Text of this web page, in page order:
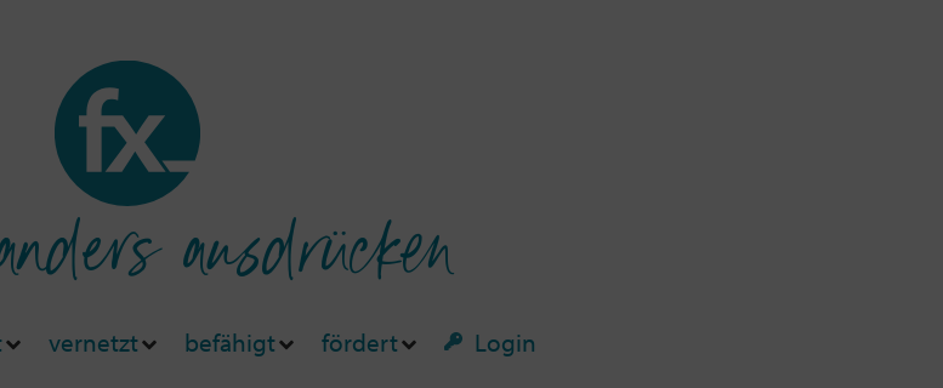
ausdrücken
vernetzt befähigt fördert Login